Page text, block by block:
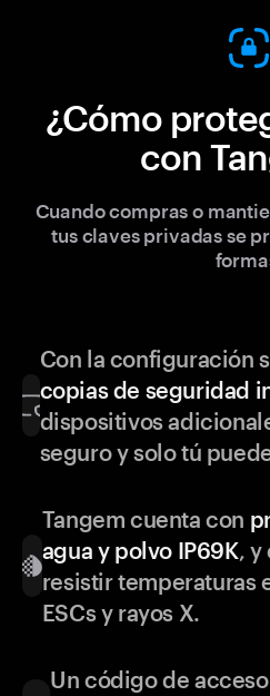
¿Cómo
con
Cuando compras o
tus claves privadas se
Con la configuración
copias de seguridad
dispositivos
seguro y solo tú
Tangem cuenta con
agua y polvo IP69K, y
resistir temperaturas
ESCs y rayos X.
Un código de